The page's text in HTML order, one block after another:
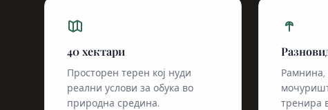
40 хектари
Просторен терен кој нуди
реални услови за обука во
природна средина.
тренира